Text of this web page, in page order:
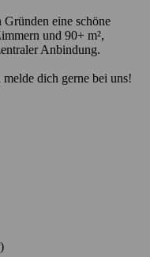
eine schöne
und 90+ m²,
Anbindung.
melde dich gerne bei uns!